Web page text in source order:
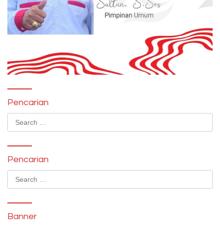
Pencarian
Search
for:
Pencarian
Search
for:
Banner